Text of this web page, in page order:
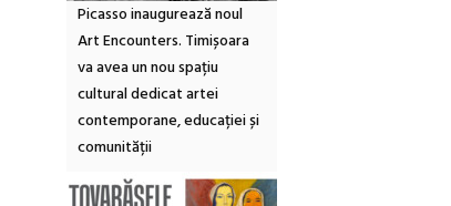
Picasso inaugurează noul
Art Encounters. Timișoara
va avea un nou spațiu
cultural dedicat artei
contemporane, educației și
comunității